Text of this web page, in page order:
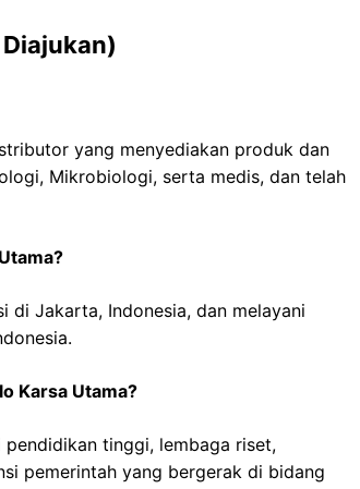
yang menyediakan produk dan
Mikrobiologi, serta medis, dan telah
di Jakarta, Indonesia, dan melayani
Karsa Utama?
tinggi, lembaga riset,
pemerintah yang bergerak di bidang